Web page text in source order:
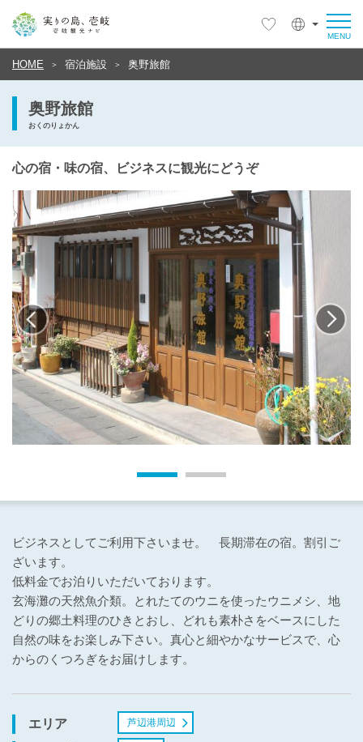
HOME 宿泊施設 奥野旅館
奥野旅館
おくのりょかん
心の宿・味の宿、ビジネスに観光にどうぞ
ビジネスとしてご利用下さいませ。 長期滞在の宿。割引ご
ざいます。
低料金でお泊りいただいております。
玄海灘の天然魚介類。とれたてのウニを使ったウニメシ、地
どりの郷土料理のひきとおし、どれも素朴さをベースにした
自然の味をお楽しみ下さい。真心と細やかなサービスで、心
からのくつろぎをお届けします。
エリア 芦辺港周辺